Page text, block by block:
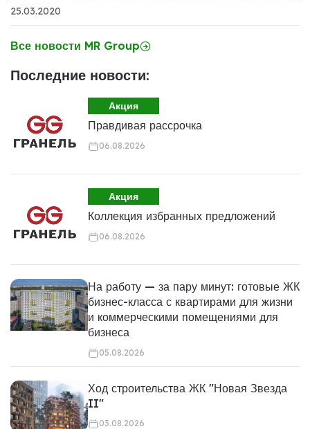
25.03.2020
Все новости MR Group
Последние новости:
Акция
Правдивая рассрочка
06.08.2026
Акция
Коллекция избранных предложений
06.08.2026
На работу — за пару минут: готовые ЖК
бизнес-класса с квартирами для жизни
и коммерческими помещениями для
бизнеса
05.08.2026
Ход строительства ЖК "Новая Звезда
II"
03.08.2026